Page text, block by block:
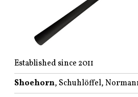
Established since 2011
Shoehorn, Schuhlöffel,